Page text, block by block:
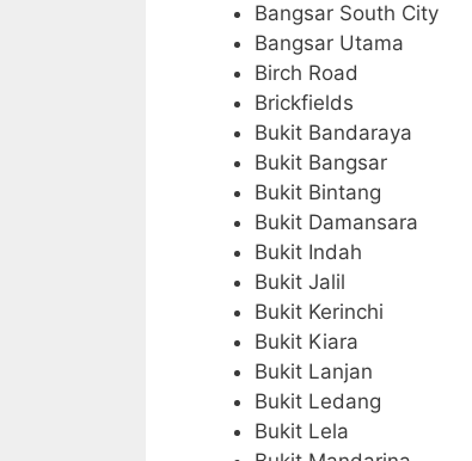
Bangsar South City
Bangsar Utama
Birch Road
Brickfields
Bukit Bandaraya
Bukit Bangsar
Bukit Bintang
Bukit Damansara
Bukit Indah
Bukit Jalil
Bukit Kerinchi
Bukit Kiara
Bukit Lanjan
Bukit Ledang
Bukit Lela